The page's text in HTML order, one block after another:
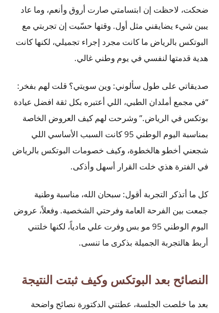
ضحكت، لاحظت إن ابتسامتي صارت أروق وأنعم، وما عاد
يبين شيء يضايقني مثل أول. وقتها حسّيت إن تجربتي مع
البوتكس بالرياض ما كانت مجرد إجراء تجميلي، لكنها كانت
هدية قدمتها لنفسي في يوم وطني غالي.
صديقاتي على طول سألوني: وين سويتي؟ قلت لهم بفخر:
“في مجمع أملدان الطبي، اللي أعتبره بكل ثقة افضل عيادة
بوتكس في الرياض.” وشرحت لهم كيف العروض الخاصة
بمناسبة اليوم الوطني 95 كانت السبب الأساسي اللي
شجعني أخطو هالخطوة، وكيف خصومات البوتكس بالرياض
في الفترة هذي خلت القرار أسهل وأذكى.
كل ما أتذكر التجربة أقول: سبحان الله، مناسبة وطنية
جمعت بين الفرحة العامة وفرحتي الشخصية. وفعلاً، عروض
اليوم الوطني 95 مو بس وفرت علي مادياً، لكنها خلتني
أربط هالتجربة الجميلة بذكرى ما تنسى.
النصائح بعد البوتكس وكيف ثبتت النتيجة
بعد ما خلصت الجلسة، عطتني الدكتورة نصائح واضحة